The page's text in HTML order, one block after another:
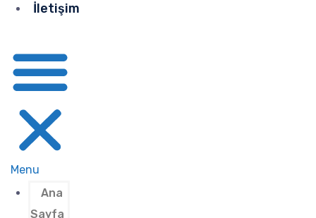
İletişim
Menu
Ana
Sayfa